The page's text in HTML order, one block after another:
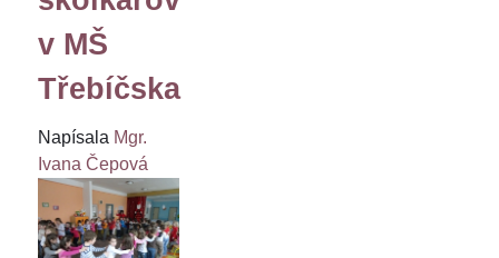
v MŠ
Třebíčska
Napísala Mgr.
Ivana Čepová